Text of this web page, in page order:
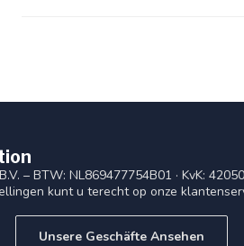
– BTW: NL869477754B01 · KvK:
kunt u terecht op onze
Unsere Geschäfte Ansehen